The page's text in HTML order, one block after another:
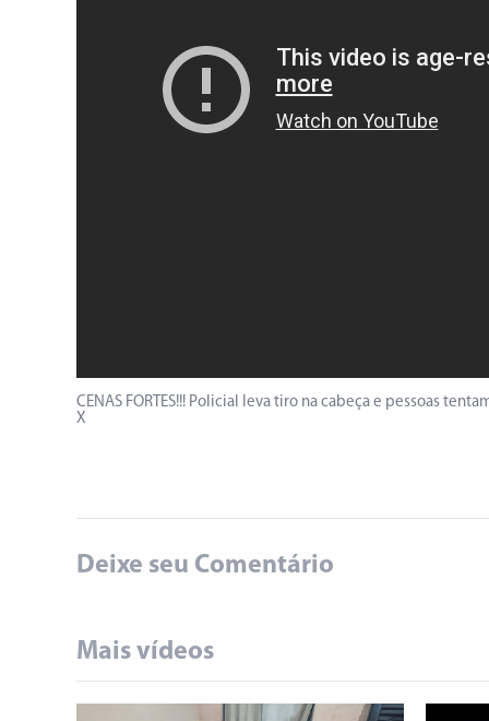
CENAS FORTES!!! Policial leva tiro na cabeça e pessoas
X
Deixe seu Comentário
Mais vídeos